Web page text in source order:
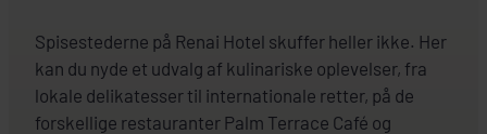
Spisestederne på Renai Hotel skuffer heller ikke. Her
kan du nyde et udvalg af kulinariske oplevelser, fra
lokale delikatesser til internationale retter, på de
forskellige restauranter Palm Terrace Café og